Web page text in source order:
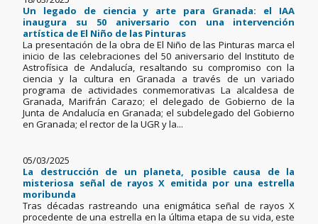
Un legado de ciencia y arte para Granada: el IAA
inaugura su 50 aniversario con una intervención
artística de El Niño de las Pinturas
La presentación de la obra de El Niño de las Pinturas marca el
inicio de las celebraciones del 50 aniversario del Instituto de
Astrofísica de Andalucía, resaltando su compromiso con la
ciencia y la cultura en Granada a través de un variado
programa de actividades conmemorativas La alcaldesa de
Granada, Marifrán Carazo; el delegado de Gobierno de la
Junta de Andalucía en Granada; el subdelegado del Gobierno
en Granada; el rector de la UGR y la...
05/03/2025
La destrucción de un planeta, posible causa de la
misteriosa señal de rayos X emitida por una estrella
moribunda
Tras décadas rastreando una enigmática señal de rayos X
procedente de una estrella en la última etapa de su vida, este